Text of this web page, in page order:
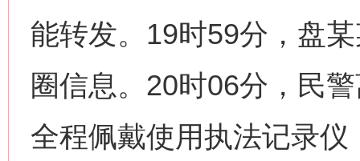
能转发。19时59分，盘
圈信息。20时06分，民
全程佩戴使用执法记录